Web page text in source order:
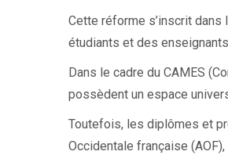
Cette réforme s’inscrit
étudiants et des
Dans le cadre du CAMES
possèdent un espace
Toutefois, les diplômes et
Occidentale française